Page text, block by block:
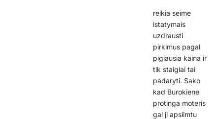
reikia seime
istatymais
uzdrausti
pirkimus pagal
pigiausia kaina ir
tik staigiai tai
padaryti. Sako
kad Burokiene
protinga moteris
gal ji apsiimtu